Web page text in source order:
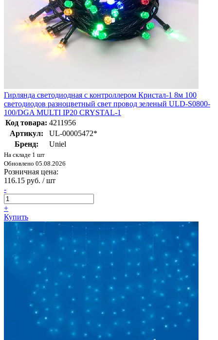
Гирлянда светодиодная с контроллером Кристал-1 8м 100
светодиодов разноцветный свет провод зеленый ULD-S0800-
100/DGA MULTI IP20 CRYSTAL-1
Код товара: 4211956
Артикул:
UL-00005472*
Бренд:
Uniel
На складе 1 шт
Обновлено 05.08.2026
Розничная цена:
116.15 руб. / шт
-
+
Купить